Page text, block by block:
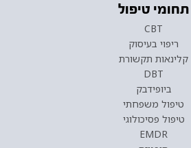
תחומי טיפול
CBT
ריפוי בעיסוק
קלינאות תקשורת
DBT
ביופידבק
טיפול משפחתי
טיפול פסיכולוגי
EMDR